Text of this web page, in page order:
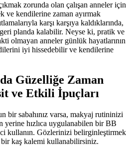
zorunda olan çalışan anneler için
ve kendilerine zaman ayırmak
karşı karşıya kaldıklarında,
planda kalabilir. Neyse ki, pratik ve
olmayan anneler günlük hayatlarının
iyi hissedebilir ve kendilerine
Güzelliğe Zaman
ve Etkili İpuçları
bir sabahınız varsa, makyaj rutininizi
yerine hızlıca uygulanabilen bir BB
kullanın. Gözlerinizi belirginleştirmek
kaş kalemi kullanabilirsiniz.